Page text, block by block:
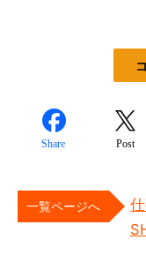
Share Post
一覧ページへ